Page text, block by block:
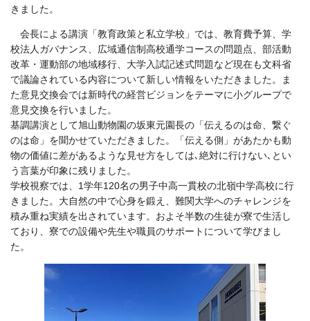
きました。
会長による講演「教育政策と私立学校」では、教育費予算、 学
校法人ガバナンス、 広域通信制高校通学コースの問題点、 部活動
改革・ 運動部の地域移行、 大学入試記述式問題など現在も文科省
で議論されている内容について新しい情報をいただきました。ま
た意見交換会では新時代の経営ビジョンをテーマに小グループで
意見交換を行いました。
基調講演として旭山動物園の坂東元園長の「伝えるのは命、繋ぐ
のは命」を聞かせていただきました。「伝える側」があたかも動
物の価値に差があるような見せ方をしては､絶対に行けない､とい
う言葉が印象に残りました。
学校視察では、1学年120名の男子中高一貫校の北嶺中学高校に行
きました。大自然の中で心身を鍛え、難関大学へのチャレンジを
積み重ね実績を出されています。 およそ半数の生徒が寮で生活し
ており、寮での設備や先生や職員のサポートについて学びまし
た。